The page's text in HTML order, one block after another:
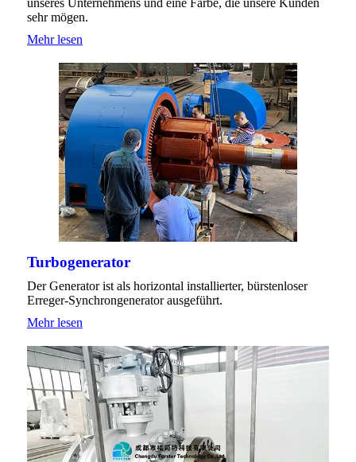
unseres Unternehmens und eine Farbe, die unsere Kunden
sehr mögen.
Mehr lesen
Turbogenerator
Der Generator ist als horizontal installierter, bürstenloser
Erreger-Synchrongenerator ausgeführt.
Mehr lesen